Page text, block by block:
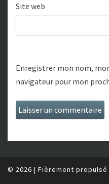
Site web
Enregistrer mon nom,
navigateur pour mon
© 2026 | Fièrement propulsé